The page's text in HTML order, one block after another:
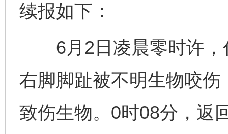
续报如下：
6月2日凌晨零时许，
右脚脚趾被不明生物咬
致伤生物。0时08分，返